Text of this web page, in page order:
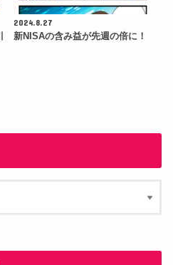
2024.8.27
新NISAの含み益が先週の倍に！